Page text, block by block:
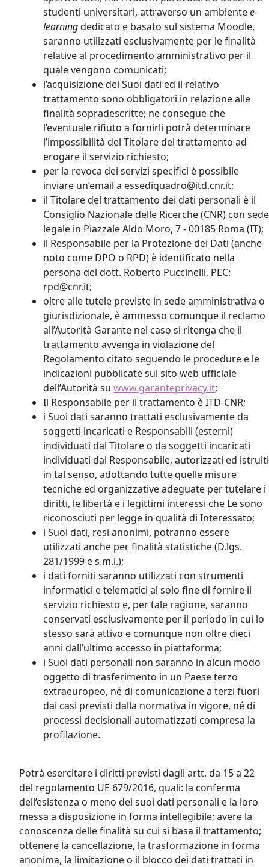
studenti universitari, attraverso un ambientee-
learningdedicato e basato sul sistema Moodle,
saranno utilizzati esclusivamente per le finalità
relative al procedimento amministrativo per il
quale vengono comunicati;
l’acquisizione dei Suoi dati ed il relativo
trattamento sono obbligatori in relazione alle
finalità sopradescritte; ne consegue che
l’eventuale rifiuto a fornirli potrà determinare
l’impossibilità del Titolare del trattamento ad
erogare il servizio richiesto;
per la revoca dei servizi specifici è possibile
inviare un’email a essediquadro@itd.cnr.it;
il Titolare del trattamento dei dati personali è il
Consiglio Nazionale delle Ricerche (CNR) con sede
legale in Piazzale Aldo Moro, 7 - 00185 Roma (IT);
il Responsabile per la Protezione dei Dati (anche
noto come DPO o RPD) è identificato nella
persona del dott. Roberto Puccinelli, PEC:
rpd@cnr.it;
oltre alle tutele previste in sede amministrativa o
giurisdizionale, è ammesso comunque il reclamo
all’Autorità Garante nel caso si ritenga che il
trattamento avvenga in violazione del
Regolamento citato seguendo le procedure e le
indicazioni pubblicate sul sito web ufficiale
dell’Autorità su www.garanteprivacy.it;
Il Responsabile per il trattamento è ITD-CNR;
i Suoi dati saranno trattati esclusivamente da
soggetti incaricati e Responsabili (esterni)
individuati dal Titolare o da soggetti incaricati
individuati dal Responsabile, autorizzati ed istruiti
in tal senso, adottando tutte quelle misure
tecniche ed organizzative adeguate per tutelare i
diritti, le libertà e i legittimi interessi che Le sono
riconosciuti per legge in qualità di Interessato;
i Suoi dati, resi anonimi, potranno essere
utilizzati anche per finalità statistiche (D.lgs.
281/1999 e s.m.i.);
i dati forniti saranno utilizzati con strumenti
informatici e telematici al solo fine di fornire il
servizio richiesto e, per tale ragione, saranno
conservati esclusivamente per il periodo in cui lo
stesso sarà attivo e comunque non oltre dieci
anni dall’ultimo accesso in piattaforma;
i Suoi dati personali non saranno in alcun modo
oggetto di trasferimento in un Paese terzo
extraeuropeo, né di comunicazione a terzi fuori
dai casi previsti dalla normativa in vigore, né di
processi decisionali automatizzati compresa la
profilazione.
Potrà esercitare i diritti previsti dagli artt. da 15 a 22
del regolamento UE 679/2016, quali: la conferma
dell’esistenza o meno dei suoi dati personali e la loro
messa a disposizione in forma intellegibile; avere la
conoscenza delle finalità su cui si basa il trattamento;
ottenere la cancellazione, la trasformazione in forma
anonima, la limitazione o il blocco dei dati trattati in